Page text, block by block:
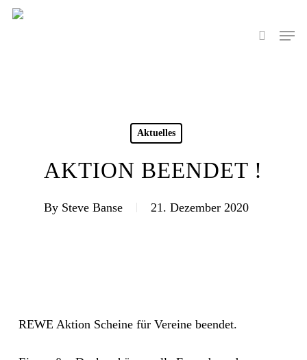
Skip
search
Menu
Aktuelles
AKTION BEENDET !
By Steve Banse 21. Dezember 2020
REWE Aktion Scheine für Vereine beendet.